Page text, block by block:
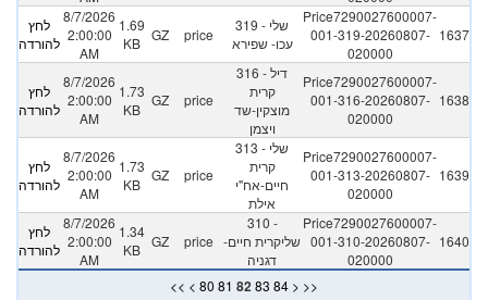
<< < 80 81 8283 84 > >>
לחץ
להורדה
8/7/2026
2:00:00
AM
1.69
KB GZ price
319 - שלי
עכו- שפירא
Price7290027600007-
001-319-20260807-
020000
1637
לחץ
להורדה
8/7/2026
2:00:00
AM
1.73
KB
GZ price
316 - דיל
קרית
מוצקין-שד
ויצמן
Price7290027600007-
001-316-20260807-
020000
1638
לחץ
להורדה
8/7/2026
2:00:00
AM
1.73
KB
GZ price
313 - שלי
קרית
חיים-אח"י
אילת
Price7290027600007-
001-313-20260807-
020000
1639
לחץ
להורדה
8/7/2026
2:00:00
AM
1.34
KB GZ price
310 -
שליקרית חיים-
דגניה
Price7290027600007-
001-310-20260807-
020000
1640